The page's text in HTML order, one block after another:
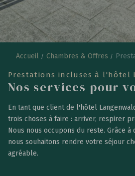
Accueil Chambres & Offres
Prestations incluses à l'hôtel
Nos services pour
En tant que client de l'hôtel
trois choses à faire : arriver, respirer
Nous nous occupons du reste. Grâce à
nous souhaitons rendre votre séjour
agréable.